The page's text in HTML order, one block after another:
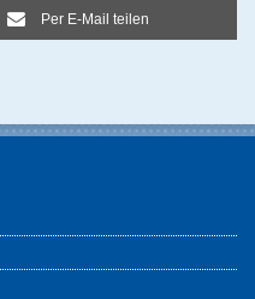
Per E-Mail teilen